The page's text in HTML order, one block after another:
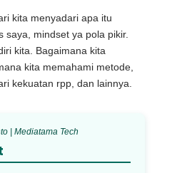
kita menyadari apa itu
saya, mindset ya pola pikir.
kita. Bagaimana kita
kita memahami metode,
kekuatan rpp, dan lainnya.
| Mediatama Tech